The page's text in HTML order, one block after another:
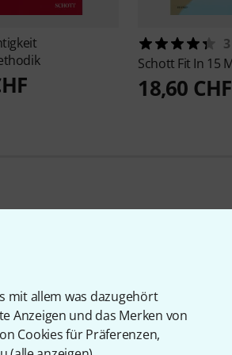
mit allem was dazugehört
Anzeigen und das Merken von
Cookies für Präferenzen,
3
Schott Fit In 15
18,60 CHF